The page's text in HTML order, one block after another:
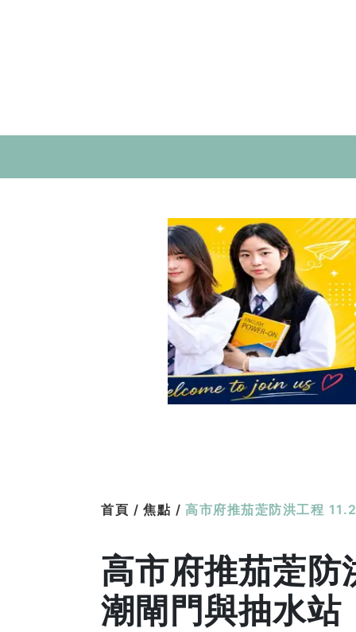
首頁 / 焦點 / 高市府推茄萣防洪工程
高市府推茄萣防
潮閘門與抽水站